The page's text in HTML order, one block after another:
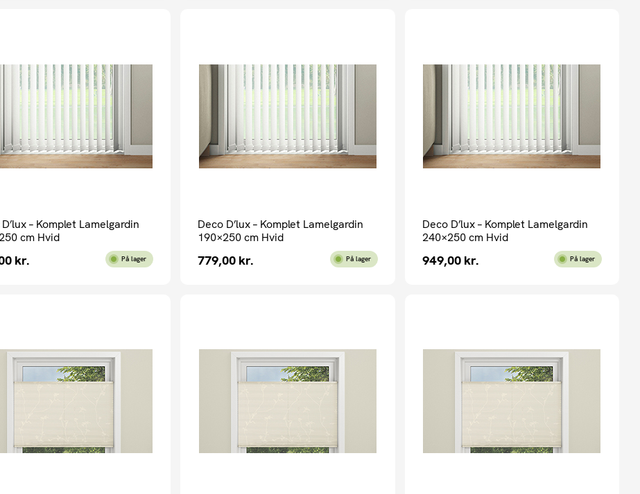
– Komplet Lamelgardin
cm Hvid
kr. På lager
Deco D’lux – Komplet Lamelgardin
190×250 cm Hvid
779,00 kr. På lager
Deco D’lux – Komplet Lamelgardin
240×250 cm Hvid
949,00 kr. På lager